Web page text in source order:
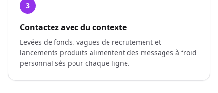
3
Contactez avec du contexte
Levées de fonds, vagues de recrutement et
lancements produits alimentent des messages à froid
personnalisés pour chaque ligne.